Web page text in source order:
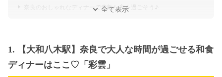
奈良のおしゃれなディナーで素敵な夜を過ごそう♪
全て表示
1. 【大和八木駅】奈良で大人な時間が過ごせる和食
ディナーはここ♡「彩雲」